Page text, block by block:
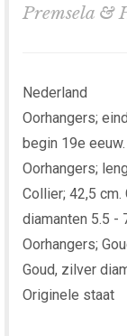
Premsela &
Nederland
Oorhangers;
begin 19e eeuw.
Oorhangers;
Collier; 42,5
diamanten 5.5 -
Oorhangers;
Goud, zilver
Originele staat